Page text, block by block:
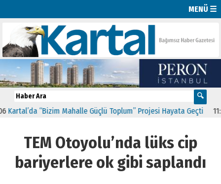
MENÜ ☰
“Bizim Mahalle Güçlü Toplum” Projesi Hayata Geçti 11:41
TEM Otoyolu’nda lüks cip
bariyerlere ok gibi saplandı